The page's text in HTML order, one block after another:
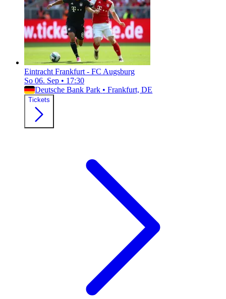
Eintracht Frankfurt - FC Augsburg
So 06. Sep • 17:30
Deutsche Bank Park • Frankfurt, DE
Tickets